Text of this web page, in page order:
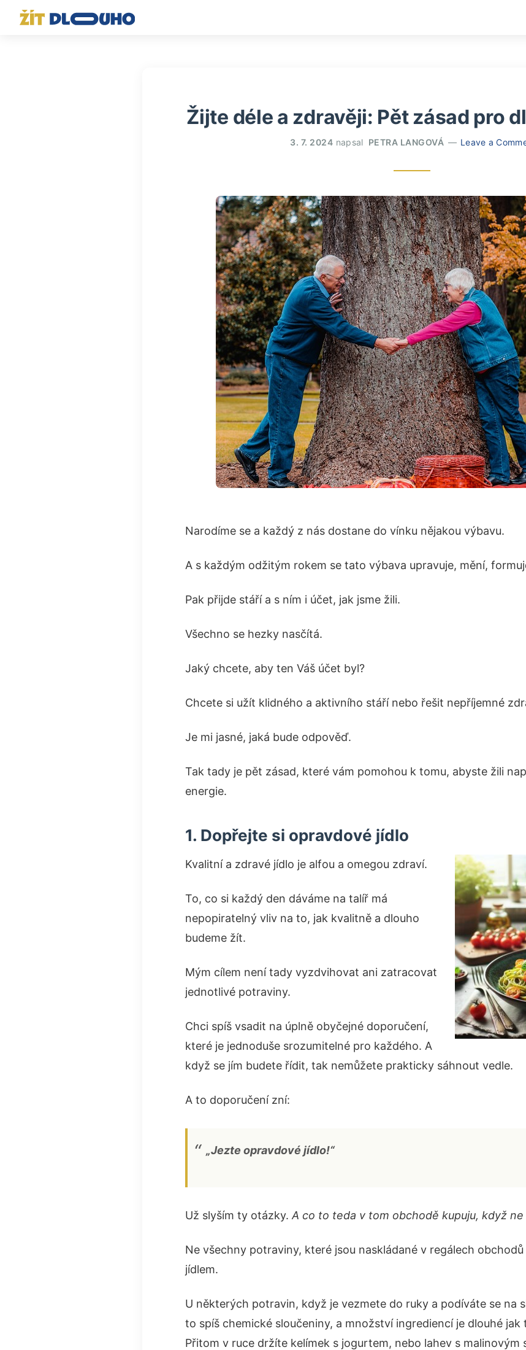
Žijte déle a zdravěji: Pět zásad pro
3. 7. 2024 napsal PETRA LANGOVÁ Leave a
Narodíme se a každý z nás dostane do vínku nějakou výbavu.
A s každým odžitým rokem se tato výbava upravuje, mění,
Pak přijde stáří a s ním i účet, jak jsme žili.
Všechno se hezky nasčítá.
Jaký chcete, aby ten Váš účet byl?
Chcete si užít klidného a aktivního stáří nebo řešit nepříjemné
Je mi jasné, jaká bude odpověď.
Tak tady je pět zásad, které vám pomohou k tomu, abyste žili
energie.
1. Dopřejte si opravdové jídlo
Kvalitní a zdravé jídlo je alfou a omegou zdraví.
To, co si každý den dáváme na talíř má
nepopiratelný vliv na to, jak kvalitně a dlouho
budeme žít.
Mým cílem není tady vyzdvihovat ani zatracovat
jednotlivé potraviny.
Chci spíš vsadit na úplně obyčejné doporučení,
které je jednoduše srozumitelné pro každého. A
když se jím budete řídit, tak nemůžete prakticky sáhnout vedle.
A to doporučení zní:
„Jezte opravdové jídlo!“
Už slyším ty otázky. A co to teda v tom obchodě kupuju, když
Ne všechny potraviny, které jsou naskládané v regálech
jídlem.
U některých potravin, když je vezmete do ruky a podíváte se na
to spíš chemické sloučeniny, a množství ingrediencí je dlouhé jak
Přitom v ruce držíte kelímek s jogurtem, nebo lahev s malinovým